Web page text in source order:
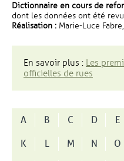
Dictionnaire en cours de
dont les données ont été
Réalisation : Marie-Luce
En savoir plus : Les
officielles de rues
A B C D E
K
L M N O